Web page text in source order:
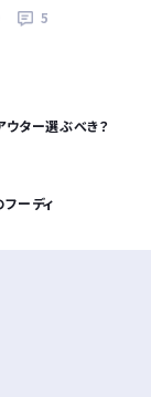
5
ター選ぶべき？
ーディ